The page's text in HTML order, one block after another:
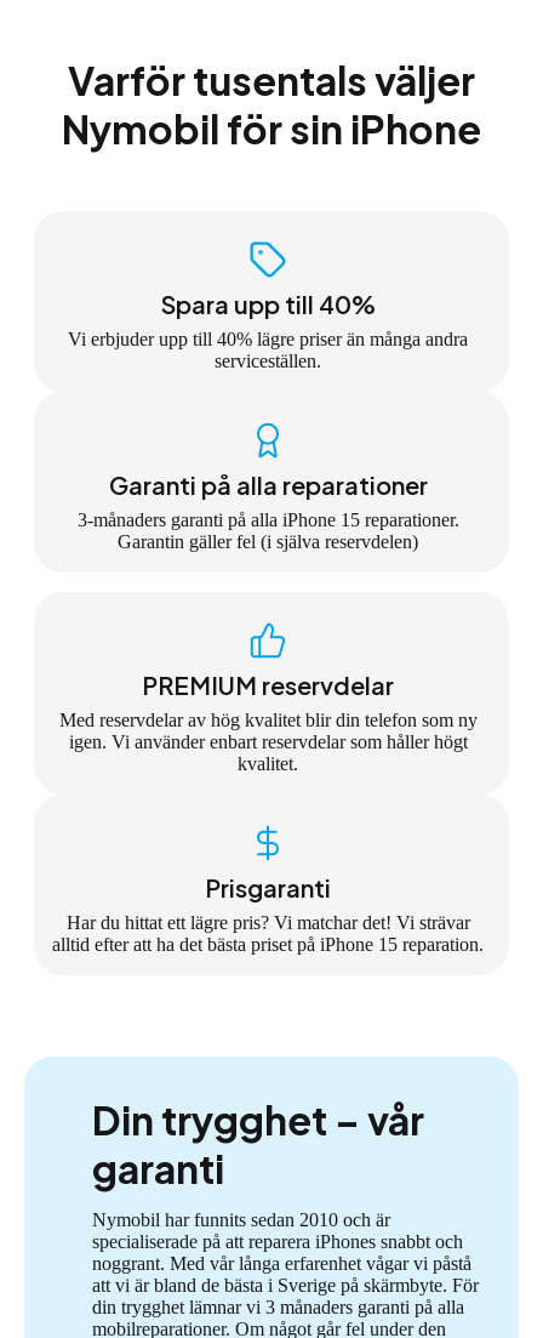
Varför tusentals väljer
Nymobil för sin iPhone
Spara upp till 40%
Vi erbjuder upp till 40% lägre priser än många andra
serviceställen.
Garanti på alla reparationer
3-månaders garanti på alla iPhone 15 reparationer.
Garantin gäller fel (i själva reservdelen)
PREMIUM reservdelar
Med reservdelar av hög kvalitet blir din telefon som ny
igen. Vi använder enbart reservdelar som håller högt
kvalitet.
Prisgaranti
Har du hittat ett lägre pris? Vi matchar det! Vi strävar
alltid efter att ha det bästa priset på iPhone 15 reparation.
Din trygghet – vår
garanti
Nymobil har funnits sedan 2010 och är
specialiserade på att reparera iPhones snabbt och
noggrant. Med vår långa erfarenhet vågar vi påstå
att vi är bland de bästa i Sverige på skärmbyte. För
din trygghet lämnar vi 3 månaders garanti på alla
mobilreparationer. Om något går fel under den